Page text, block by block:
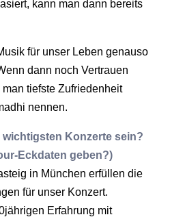
kann man dann bereits
für unser Leben genauso
dann noch Vertrauen
tiefste Zufriedenheit
nennen.
wichtigsten Konzerte sein?
Eckdaten geben?)
in München erfüllen die
für unser Konzert.
Erfahrung mit